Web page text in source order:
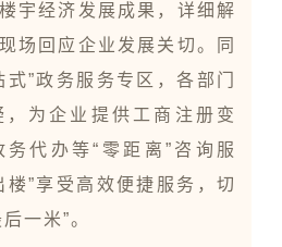
宇经济发展成果，详细解
场回应企业发展关切。同
”政务服务专区，各部门
为企业提供工商注册变
代办等“零距离”咨询服
楼”享受高效便捷服务，切
一米”。